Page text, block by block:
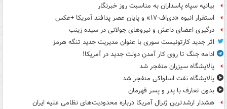
بیانیه سپاه پاسداران به مناسبت روز خبرنگار
استقرار انبوه «دی‌اف‑۱۷» و پایان عصر پدافند آمریکا +عکس
درگیری اعضای داعش و نیروهای جولانی در سیده زینب
اثر جدید کارتونیست سوری با عنوان مدیریت جدید تنگه هرمز
ادامه جنگ تا روی کار آمدن دولت جدید در آمریکا!
پالایشگاه سیزران منفجر شد
پالایشگاه نفت اسلواکی منفجر شد
بدون تعارف با پدر و پسر قهرمان
هشدار ارشدترین ژنرال آمریکا درباره محدودیت‌های نظامی علیه ایران